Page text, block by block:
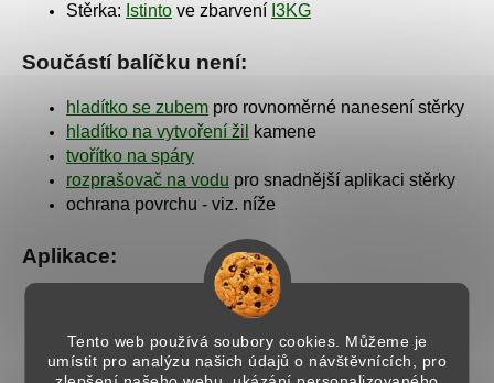
Tento web používá soubory cookies. Můžeme je
umístit pro analýzu našich údajů o návštěvnících, pro
Stěrka: Istinto ve zbarvení I3KG
Součástí balíčku není:
hladítko se zubem pro rovnoměrné nanesení stěrky
hladítko na vytvoření žil
kamene
tvořítko na spáry
rozprašovač na vodu pro snadnější aplikaci stěrky
ochrana povrchu - viz. níže
Aplikace:
postup celé aplikace naleznete
naleznete v záložce videa